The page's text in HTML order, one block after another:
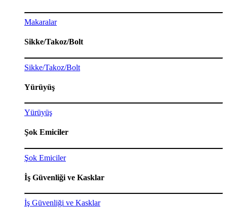
Makaralar
Sikke/Takoz/Bolt
Sikke/Takoz/Bolt
Yürüyüş
Yürüyüş
Şok Emiciler
Şok Emiciler
İş Güvenliği ve Kasklar
İş Güvenliği ve Kasklar